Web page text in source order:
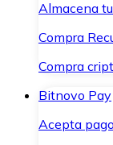
Almacena
Compra
Compra
Bitnovo Pay
Acepta